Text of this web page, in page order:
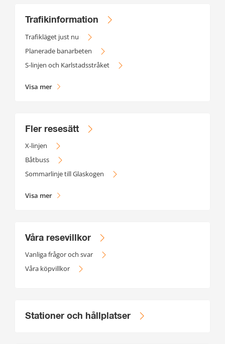
Trafikinformation
Trafikläget just nu
Planerade banarbeten
S-linjen och Karlstadsstråket
Visa mer
Fler resesätt
X-linjen
Båtbuss
Sommarlinje till Glaskogen
Visa mer
Våra resevillkor
Vanliga frågor och svar
Våra köpvillkor
Stationer och hållplatser